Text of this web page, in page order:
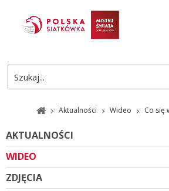
AKTUALNOŚCI
ROZGRYWKI
PL
EN
Aktualności Wideo Co się
AKTUALNOŚCI
WIDEO
ZDJĘCIA